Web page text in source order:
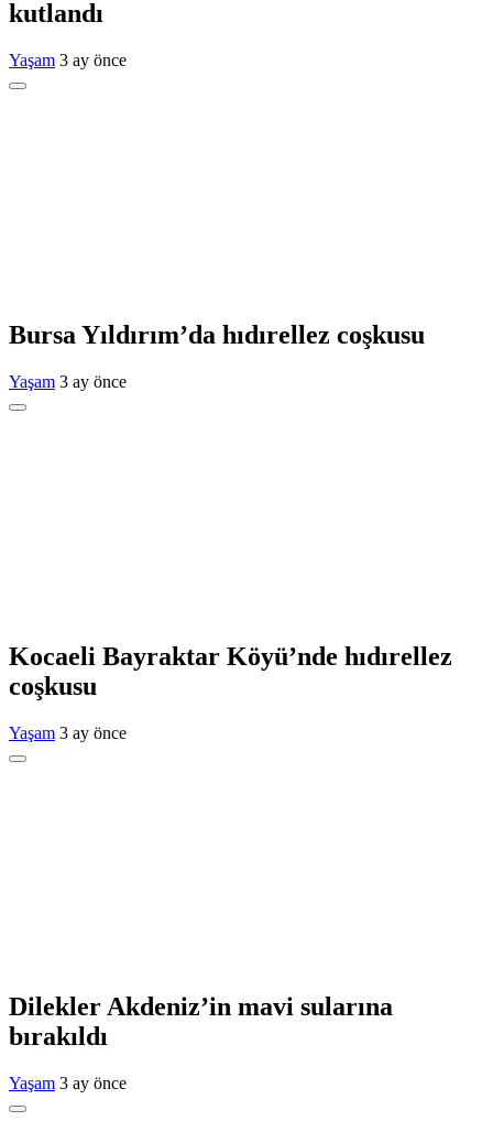
kutlandı
Yaşam 3 ay önce
Bursa Yıldırım’da hıdırellez coşkusu
Yaşam 3 ay önce
Kocaeli Bayraktar Köyü’nde hıdırellez
coşkusu
Yaşam 3 ay önce
Dilekler Akdeniz’in mavi sularına
bırakıldı
Yaşam 3 ay önce